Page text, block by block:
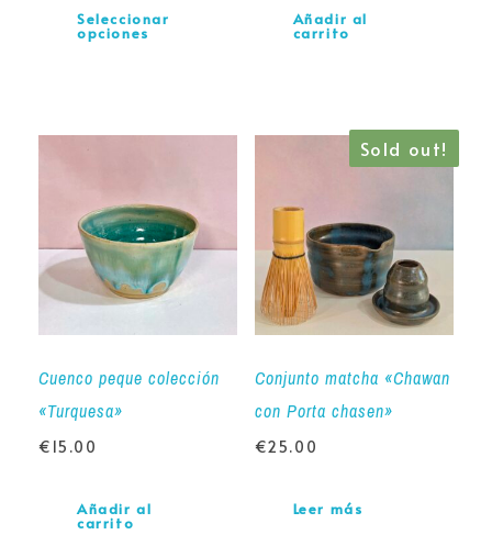
Seleccionar
opciones
Añadir al
carrito
Cuenco peque colección
«Turquesa»
€ 15.00
Añadir al
carrito
Sold out!
Conjunto matcha «Chawan
con Porta chasen»
€25.00
Leer más